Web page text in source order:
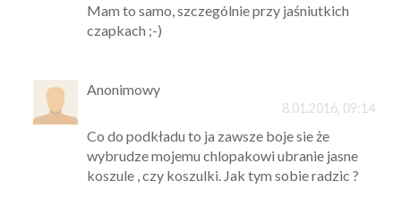
Mam to samo, szczególnie przy jaśniutkich
czapkach ;-)
Anonimowy
8.01.2016, 09:14
Co do podkładu to ja zawsze boje sie że
wybrudze mojemu chlopakowi ubranie jasne
koszule , czy koszulki. Jak tym sobie radzic ?